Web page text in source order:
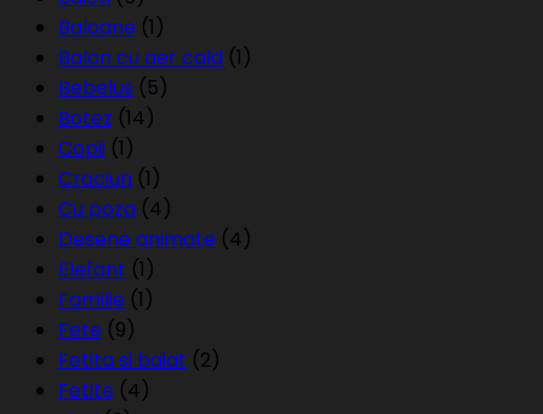
Baloane (1)
Balon cu aer cald (1)
Bebelus (5)
Botez (14)
Copii (1)
Craciun (1)
Cu poza (4)
Desene animate (4)
Elefant (1)
Familie (1)
Fete (9)
Fetita si baiat (2)
Fetite (4)